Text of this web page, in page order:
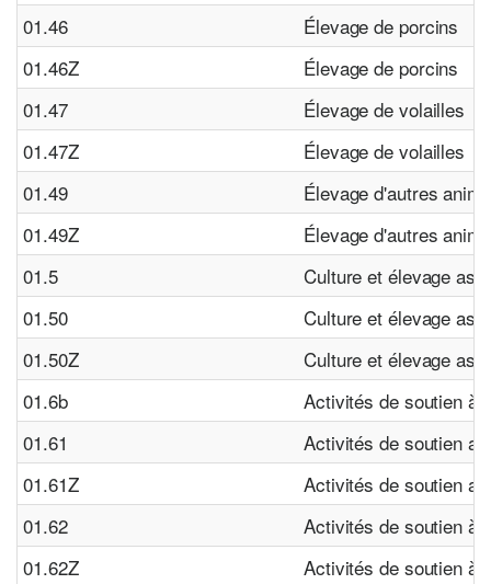
01.46
Élevage de porcins
01.46Z
Élevage de porcins
01.47
Élevage de volailles
01.47Z
Élevage de volailles
01.49
Élevage d'autres
01.49Z
Élevage d'autres
01.5
Culture et élevage
01.50
Culture et élevage
01.50Z
Culture et élevage
01.6b
Activités de soutien à
01.61
Activités de soutien
01.61Z
Activités de soutien
01.62
Activités de soutien à
01.62Z
Activités de soutien à